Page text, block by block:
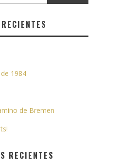
1984
de Bremen
RECIENTES